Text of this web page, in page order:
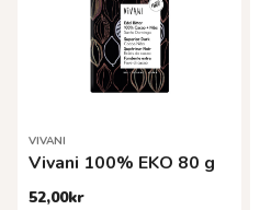
VIVANI
Vivani 100% EKO 80 g
52,00kr